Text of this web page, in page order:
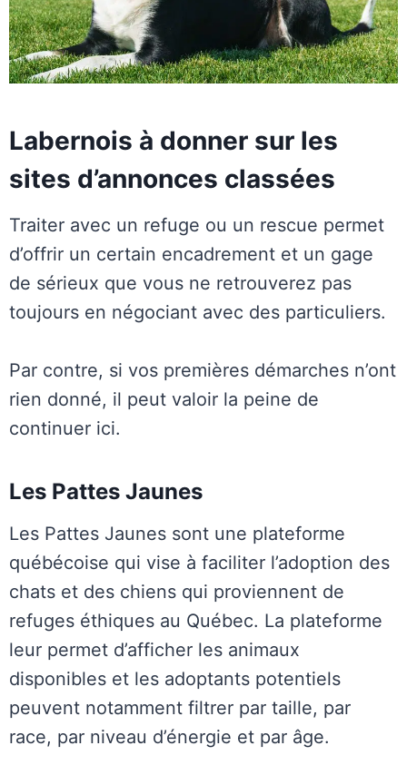
Labernois à donner sur les
sites d’annonces classées
Traiter avec un refuge ou un rescue permet
d’offrir un certain encadrement et un gage
de sérieux que vous ne retrouverez pas
toujours en négociant avec des particuliers.
Par contre, si vos premières démarches n’ont
rien donné, il peut valoir la peine de
continuer ici.
Les Pattes Jaunes
Les Pattes Jaunes sont une plateforme
québécoise qui vise à faciliter l’adoption des
chats et des chiens qui proviennent de
refuges éthiques au Québec. La plateforme
leur permet d’afficher les animaux
disponibles et les adoptants potentiels
peuvent notamment filtrer par taille, par
race, par niveau d’énergie et par âge.